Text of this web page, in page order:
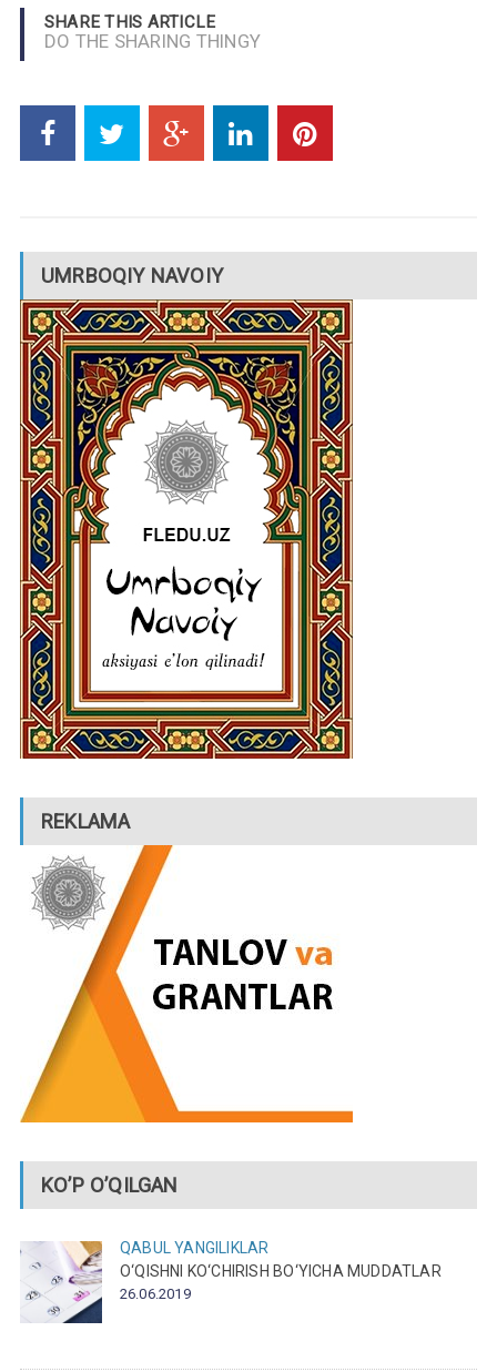
SHARE THIS ARTICLE
DO THE SHARING THINGY
UMRBOQIY NAVOIY
REKLAMA
KO’P O’QILGAN
QABUL
YANGILIKLAR
O‘QISHNI KO‘CHIRISH BO‘YICHA MUDDATLAR
26.06.2019